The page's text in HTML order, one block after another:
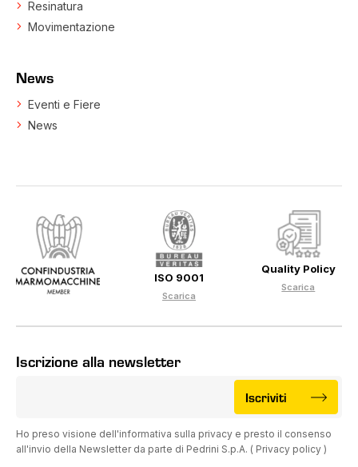
Resinatura
Movimentazione
News
Eventi e Fiere
News
ISO 9001
Scarica
Quality Policy
Scarica
Iscrizione alla newsletter
Ho preso visione dell'informativa sulla privacy e presto il consenso
all'invio della Newsletter da parte di Pedrini S.p.A. ( Privacy policy )
Iscriviti